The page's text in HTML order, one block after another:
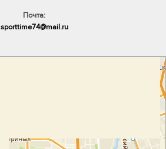
Почта:
sporttime74@mail.ru